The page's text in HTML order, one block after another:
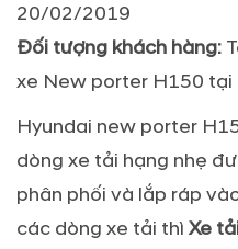
20/02/2019
Đối tượng khách hàng:
xe New porter H150 tại
Hyundai new porter
dòng xe tải hạng nhẹ
phân phối và lắp ráp
các dòng xe tải thì Xe